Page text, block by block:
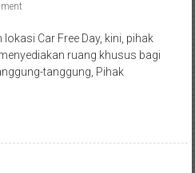
Car Free Day, kini, pihak
ruang khusus bagi
tanggung, Pihak